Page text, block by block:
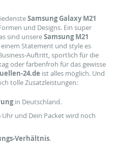
Samsung Galaxy M21
und Designs. Ein super
sind unsereSamsung M21
Statement und style es
Auftritt, sportlich für die
oder farbenfroh für das gewisse
24.de ist alles möglich. Und
tolle Zusatzleistungen:
in Deutschland.
Uhr und Dein Packet wird noch
Verhältnis.